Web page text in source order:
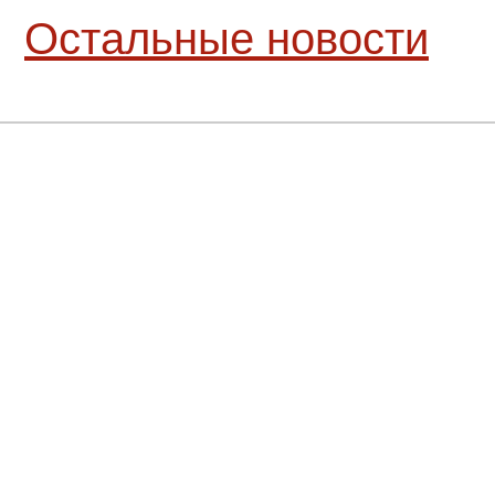
Остальные новости